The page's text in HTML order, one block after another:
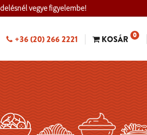
vegye figyelembe!
+36 (20) 266 2221 KOSÁR 0